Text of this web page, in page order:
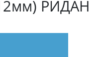
РИДАН